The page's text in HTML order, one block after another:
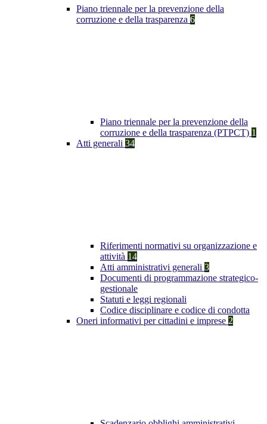
Piano triennale per la prevenzione della
corruzione e della trasparenza 6
Piano triennale per la prevenzione della
corruzione e della trasparenza (PTPCT) 1
Atti generali 34
Riferimenti normativi su organizzazione e
attività 14
Atti amministrativi generali 3
Documenti di programmazione strategico-
gestionale
Statuti e leggi regionali
Codice disciplinare e codice di condotta
Oneri informativi per cittadini e imprese 2